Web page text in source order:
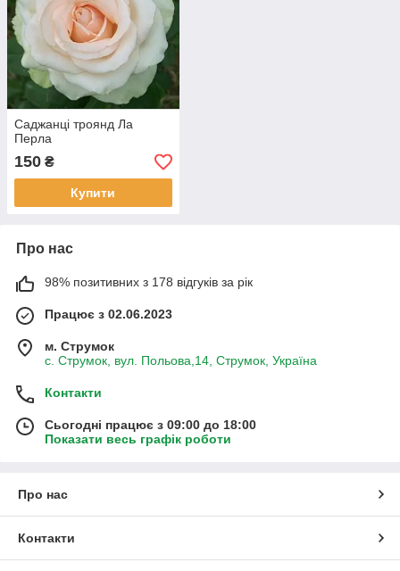
Саджанці троянд Ла
Перла
150 ₴
Купити
Про нас
98% позитивних з 178 відгуків за рік
Працює з 02.06.2023
м. Струмок
с. Струмок, вул. Польова,14, Струмок, Україна
Контакти
Сьогодні працює з 09:00 до 18:00
Показати весь графік роботи
Про нас
Контакти